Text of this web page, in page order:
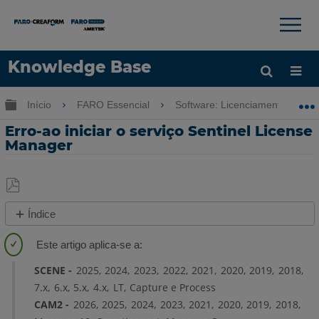
Knowledge Base
Idioma
×
Expandir/recolher hierarquia global
Início FARO Essencial Software: Licenciamento-
Erro-ao iniciar o serviço Sentinel License
Manager
Salvar
como
PDF
Índice
geral
Preparar
Interrompa
SCENE 2025 2024 2023 2022 2021 2020 2019 2018
7.x 6.x 5.x 4.x LT Capture e Process
CAM2 2026 2025 2024 2023 2021 2020 2019 2018